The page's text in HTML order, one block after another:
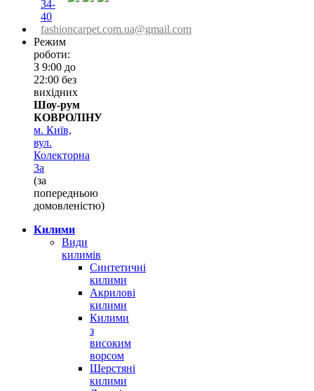
34-
40
fashioncarpet.com.ua@gmail.com
Режим
роботи:
З 9:00 до
22:00 без
вихідних
Шоу-рум
КОВРОЛІНУ
м. Київ,
вул.
Колекторна
3а
(за
попередньою
домовленістю)
Килими
Види
килимів
Синтетичні
килими
Акрилові
килими
Килими
з
високим
ворсом
Шерстяні
килими